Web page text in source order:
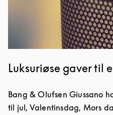
Luksuriøse gaver til
Bang & Olufsen Giussano
til jul, Valentinsdag, Mors